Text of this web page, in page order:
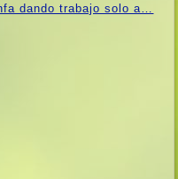
dando trabajo solo a…